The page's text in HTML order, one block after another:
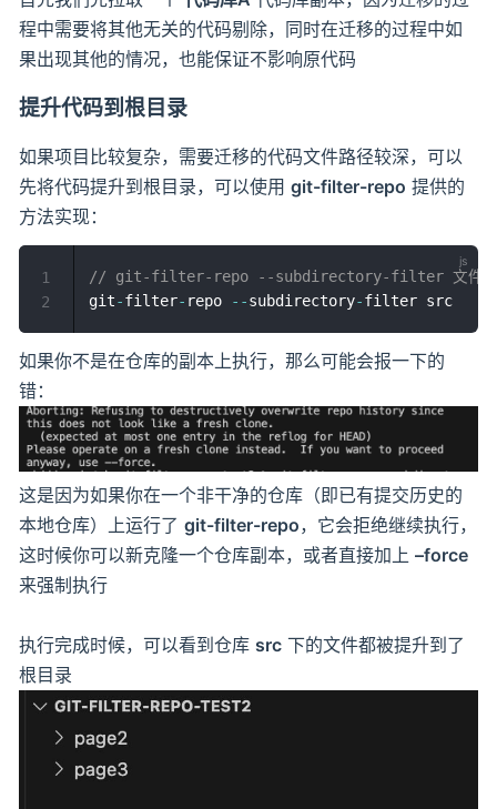
程中需要将其他无关的代码剔除，同时在迁移的过程中如
果出现其他的情况，也能保证不影响原代码
提升代码到根目录
如果项目比较复杂，需要迁移的代码文件路径较深，可以
先将代码提升到根目录，可以使用 git-filter-repo 提供的
方法实现：
// git-filter-repo --subdirectory-filter 文件路
git-filter- repo --subdirectory- filter src
1
2
如果你不是在仓库的副本上执行，那么可能会报一下的
错：
这是因为如果你在一个非干净的仓库（即已有提交历史的
本地仓库）上运行了 git-filter-repo，它会拒绝继续执行，
这时候你可以新克隆一个仓库副本，或者直接加上 –force
来强制执行
执行完成时候，可以看到仓库 src下的文件都被提升到了
根目录